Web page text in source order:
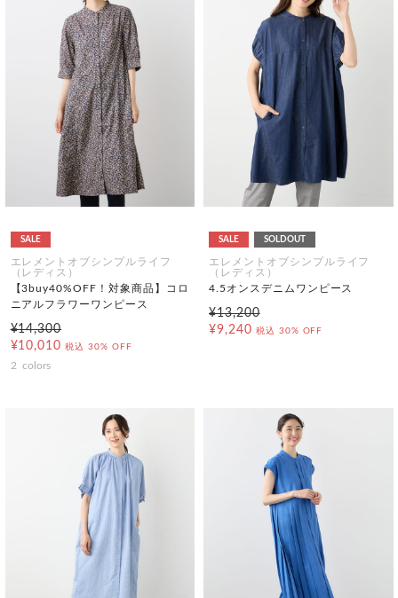
SALE
エレメントオブシンプルライフ
（レディス）
【3buy40%OFF！対象商品】コロ
ニアルフラワーワンピース
¥14,300
¥10,010 税込 30% OFF
2 colors
SALE SOLDOUT
エレメントオブシンプルライフ
（レディス）
4.5オンスデニムワンピース
¥13,200
¥9,240 税込 30% OFF